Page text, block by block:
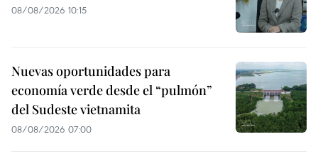
08/08/2026 10:15
Nuevas oportunidades para
economía verde desde el “pulmón”
del Sudeste vietnamita
08/08/2026 07:00